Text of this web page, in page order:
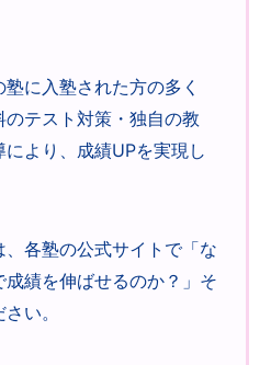
に入塾された方の多く
テスト対策・独自の教
より、成績UPを実現し
各塾の公式サイトで「な
績を伸ばせるのか？」そ
い。